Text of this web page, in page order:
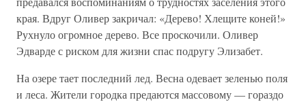
края. Вдруг Оливер закричал: «Дерево! Хлещите коней!»
Рухнуло огромное дерево. Все проскочили. Оливер
Эдварде с риском для жизни спас подругу Элизабет.
На озере тает последний лед. Весна одевает зеленью поля
и леса. Жители городка предаются массовому — гораздо